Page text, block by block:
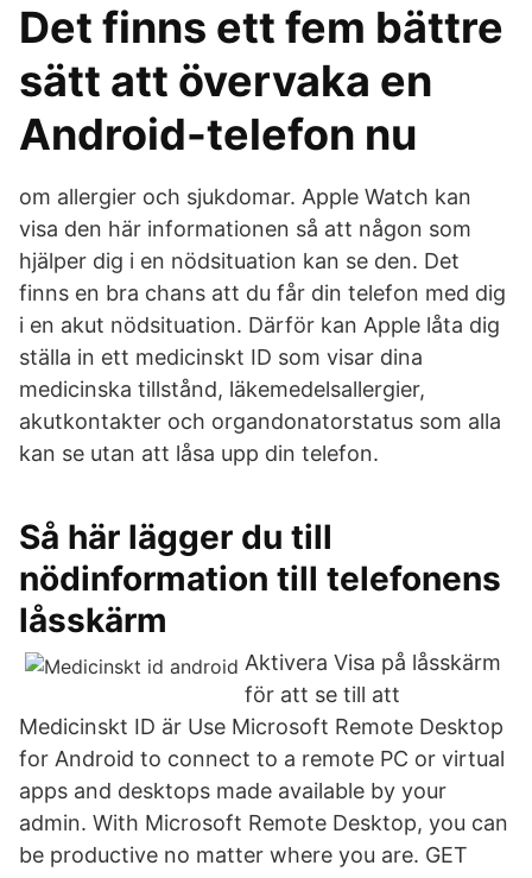
Det finns ett fem bättre
sätt att övervaka en
Android-telefon nu
om allergier och sjukdomar. Apple Watch kan
visa den här informationen så att någon som
hjälper dig i en nödsituation kan se den. Det
finns en bra chans att du får din telefon med dig
i en akut nödsituation. Därför kan Apple låta dig
ställa in ett medicinskt ID som visar dina
medicinska tillstånd, läkemedelsallergier,
akutkontakter och organdonatorstatus som alla
kan se utan att låsa upp din telefon.
Så här lägger du till
nödinformation till telefonens
låsskärm
Aktivera Visa på låsskärm
för att se till att
Medicinskt ID är Use Microsoft Remote Desktop
for Android to connect to a remote PC or virtual
apps and desktops made available by your
admin. With Microsoft Remote Desktop, you can
be productive no matter where you are. GET